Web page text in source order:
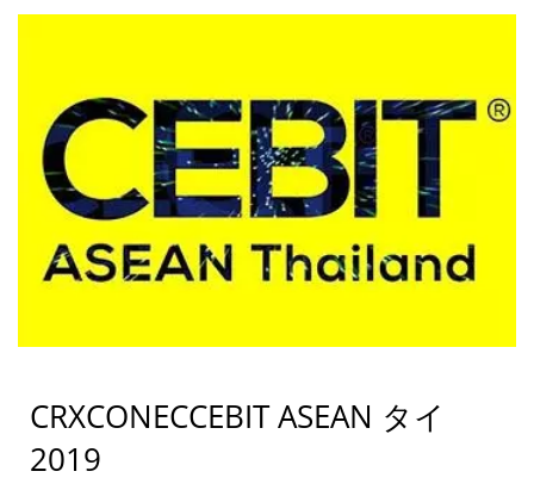
CRXCONECCEBIT ASEAN タイ
2019